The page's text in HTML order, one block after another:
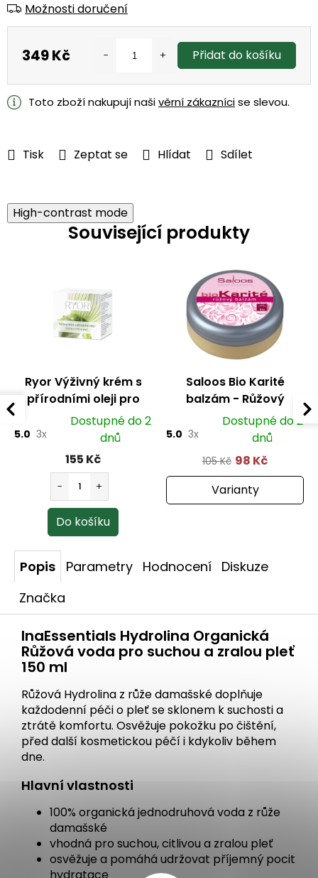
Tisk Zeptat se Hlídat Sdílet
Možnosti doručení
349 Kč
cena:
Přidat do košíku
Toto zboží nakupují našivěrní zákaznícise slevou.
High-contrast mode
Související produkty
Ryor Výživný krém s
přírodními oleji pro
suchou a citlivou pleť
5.0 3x
Dostupné do 2
dnů
155 Kč
Saloos Bio Karité
balzám - Růžový
5.0 3x
Dostupné do 2
dnů
105 Kč 98 Kč
Varianty
Popis Parametry Hodnocení Diskuze
Značka
InaEssentials Hydrolina Organická
Růžová voda pro suchou a zralou pleť
150 ml
Růžová Hydrolina z růže damašské doplňuje
každodenní péči o pleť se sklonem k suchosti a
ztrátě komfortu. Osvěžuje pokožku po čištění,
před další kosmetickou péčí i kdykoliv během
dne.
Hlavní vlastnosti
100% organická jednodruhová voda z růže
damašské
vhodná pro suchou, citlivou a zralou pleť
osvěžuje a pomáhá udržovat příjemný pocit
hydratace